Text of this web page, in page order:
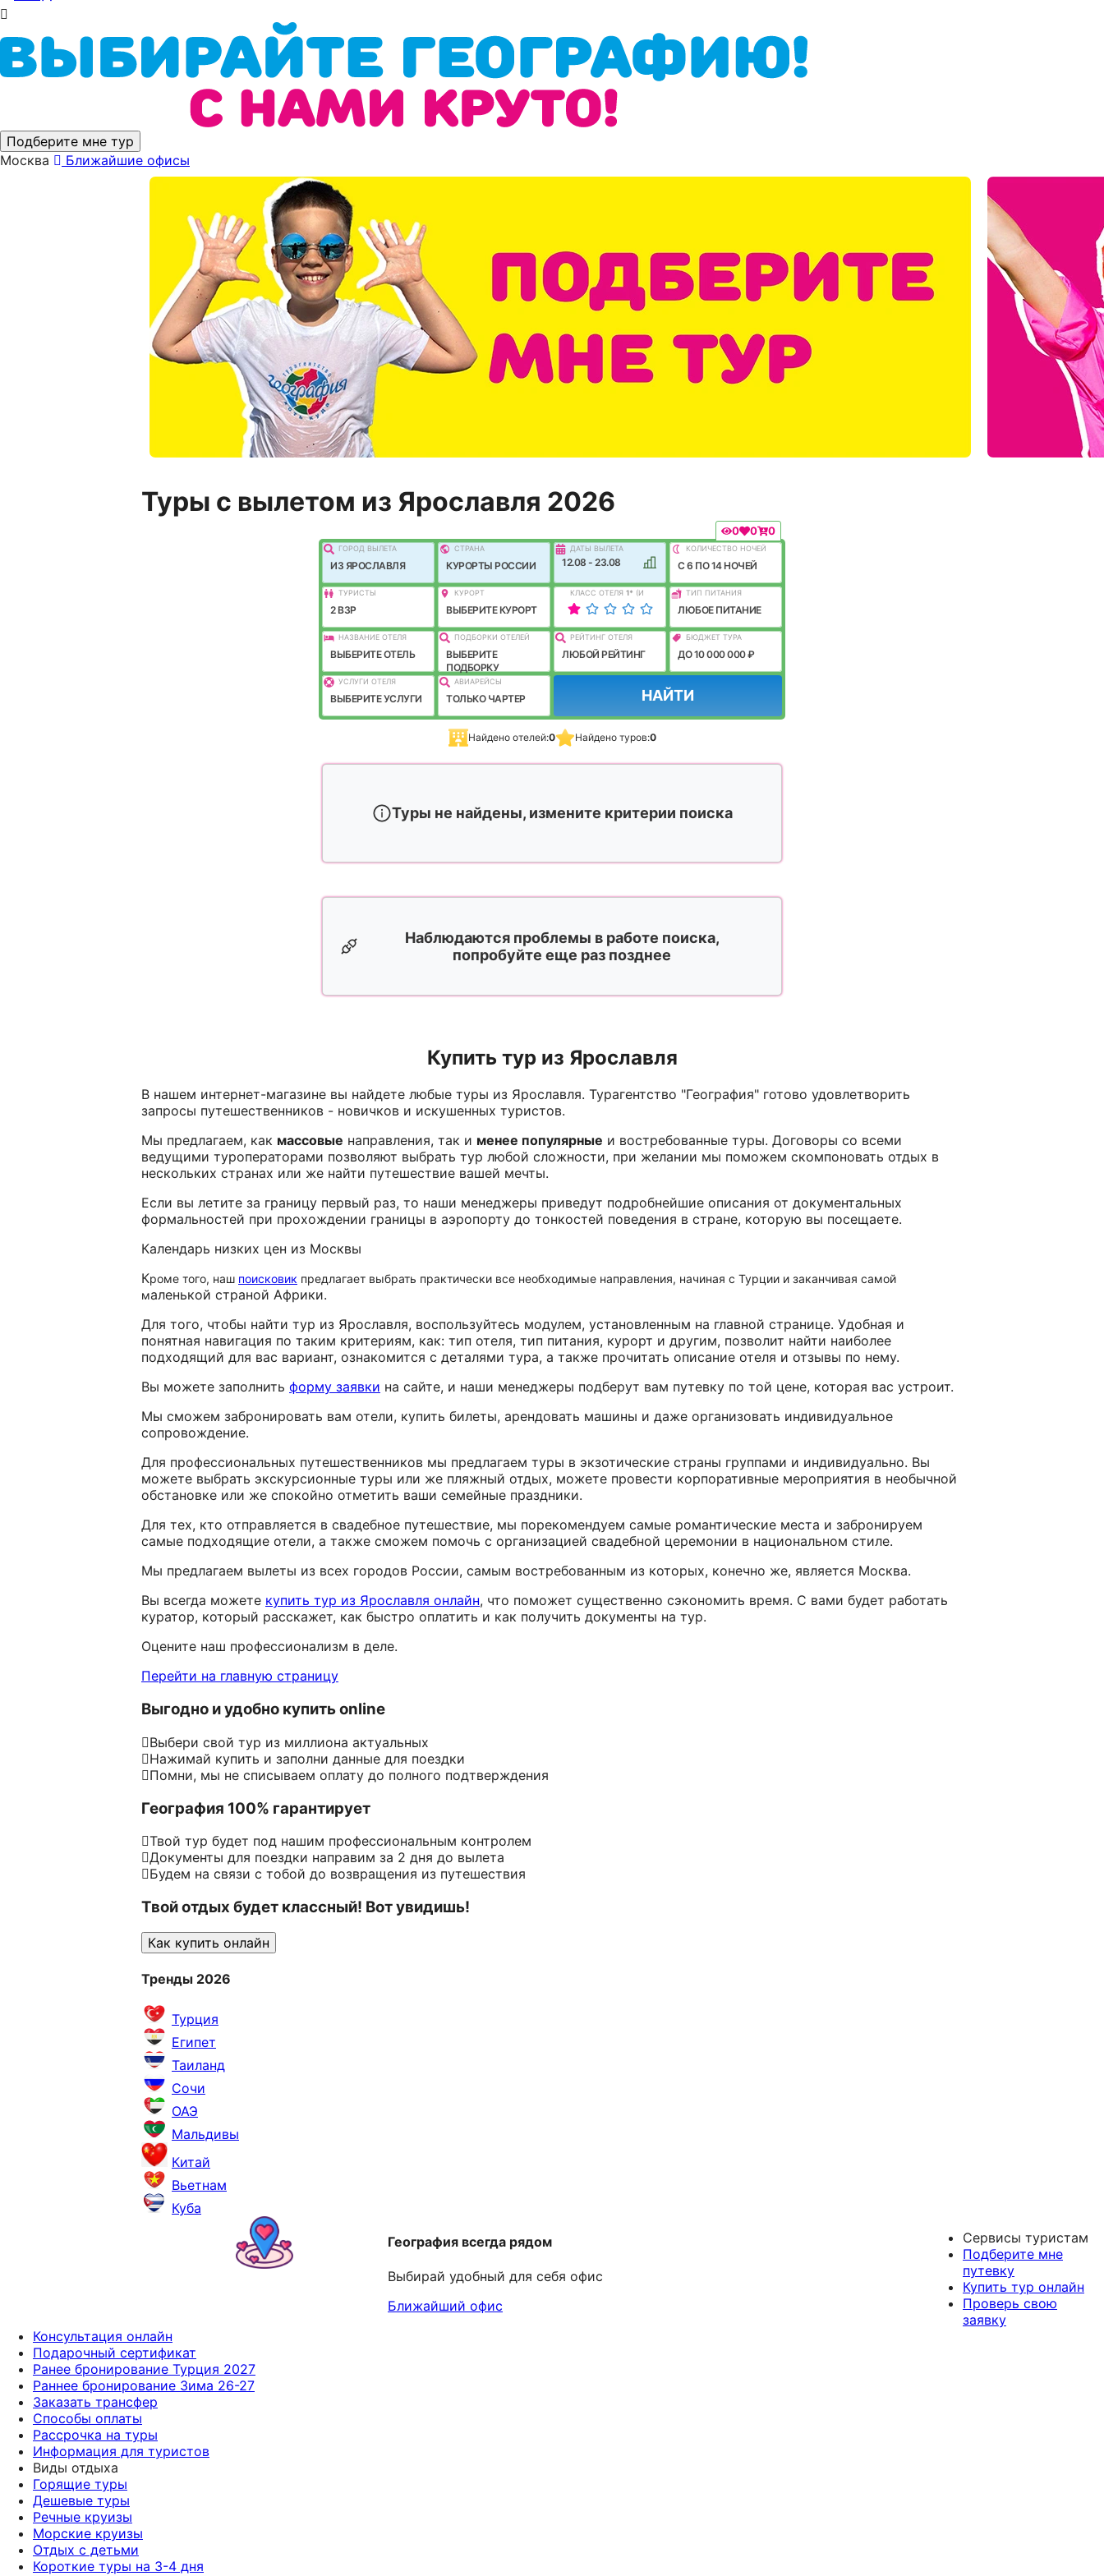
Подберите мне тур
Москва
Ближайшие офисы
Туры с вылетом из Ярославля 2026
0 0 0
ГОРОД ВЫЛEТА
ИЗ ЯРОСЛАВЛЯ
СТРАНА
КУРОРТЫ РОССИИ
ДАТЫ ВЫЛЕТА
12.08 - 23.08
КОЛИЧЕСТВО НОЧЕЙ
C 6 ПО 14 НОЧЕЙ
ТУРИСТЫ
2 ВЗР
КУРОРТ
ВЫБЕРИТЕ КУРОРТ
КЛАСС ОТЕЛЯ 1* (И
ЛУЧШЕ)
ТИП ПИТАНИЯ
ЛЮБОЕ ПИТАНИЕ
НАЗВАНИЕ ОТЕЛЯ
ВЫБЕРИТЕ ОТЕЛЬ
ПОДБОРКИ ОТЕЛЕЙ
ВЫБЕРИТЕ
ПОДБОРКУ
РЕЙТИНГ ОТЕЛЯ
ЛЮБОЙ РЕЙТИНГ
БЮДЖЕТ ТУРА
ДО 10 000 000 ₽
УСЛУГИ ОТЕЛЯ
ВЫБЕРИТЕ УСЛУГИ
АВИАРЕЙСЫ
ТОЛЬКО ЧАРТЕР НАЙТИ
Найдено отелей:0 Найдено туров:0
Туры не найдены, измените критерии поиска
Наблюдаются проблемы в работе поиска,
попробуйте еще раз позднее
Купить тур из Ярославля
В нашем интернет-магазине вы найдете любые туры из Ярославля. Турагентство "География" готово удовлетворить
запросы путешественников - новичков и искушенных туристов.
Мы предлагаем, как массовые направления, так и менее популярные и востребованные туры. Договоры со всеми
ведущими туроператорами позволяют выбрать тур любой сложности, при желании мы поможем скомпоновать отдых в
нескольких странах или же найти путешествие вашей мечты.
Если вы летите за границу первый раз, то наши менеджеры приведут подробнейшие описания от документальных
формальностей при прохождении границы в аэропорту до тонкостей поведения в стране, которую вы посещаете.
Календарь низких цен из Москвы
Кроме того, наш поисковик предлагает выбрать практически все необходимые направления, начиная с Турции и заканчивая самой
маленькой страной Африки.
Для того, чтобы найти тур из Ярославля, воспользуйтесь модулем, установленным на главной странице. Удобная и
понятная навигация по таким критериям, как: тип отеля, тип питания, курорт и другим, позволит найти наиболее
подходящий для вас вариант, ознакомится с деталями тура, а также прочитать описание отеля и отзывы по нему.
Вы можете заполнить форму заявки на сайте, и наши менеджеры подберут вам путевку по той цене, которая вас устроит.
Мы сможем забронировать вам отели, купить билеты, арендовать машины и даже организовать индивидуальное
сопровождение.
Для профессиональных путешественников мы предлагаем туры в экзотические страны группами и индивидуально. Вы
можете выбрать экскурсионные туры или же пляжный отдых, можете провести корпоративные мероприятия в необычной
обстановке или же спокойно отметить ваши семейные праздники.
Для тех, кто отправляется в свадебное путешествие, мы порекомендуем самые романтические места и забронируем
самые подходящие отели, а также сможем помочь с организацией свадебной церемонии в национальном стиле.
Мы предлагаем вылеты из всех городов России, самым востребованным из которых, конечно же, является Москва.
Вы всегда можете купить тур из Ярославля онлайн, что поможет существенно сэкономить время. С вами будет работать
куратор, который расскажет, как быстро оплатить и как получить документы на тур.
Оцените наш профессионализм в деле.
Перейти на главную страницу
Выгодно и удобно купить online
Выбери свой тур из миллиона актуальных
Нажимай купить и заполни данные для поездки
Помни, мы не списываем оплату до полного подтверждения
География 100% гарантирует
Твой тур будет под нашим профессиональным контролем
Документы для поездки направим за 2 дня до вылета
Будем на связи с тобой до возвращения из путешествия
Твой отдых будет классный! Вот увидишь!
Как купить онлайн
Тренды 2026
Турция
Египет
Таиланд
Сочи
ОАЭ
Мальдивы
Китай
Вьетнам
Куба
География всегда рядом
Выбирай удобный для себя офис
Ближайший офис
Сервисы туристам
Подберите мне
путевку
Купить тур онлайн
Проверь свою
заявку
Консультация онлайн
Подарочный сертификат
Ранее бронирование Турция 2027
Раннее бронирование Зима 26-27
Заказать трансфер
Способы оплаты
Рассрочка на туры
Информация для туристов
Виды отдыха
Горящие туры
Дешевые туры
Речные круизы
Морские круизы
Отдых с детьми
Короткие туры на 3-4 дня